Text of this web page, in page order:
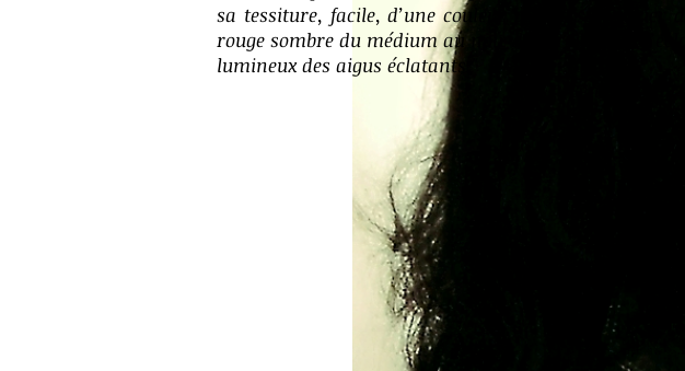
sa tessiture, facile, d’une couleur qu’elle sait varier du
rouge sombre du médium au noir des graves et à l’éclat
lumineux des aigus éclatants."